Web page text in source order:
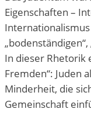
Eigenschaften –
In dieser Rhetorik
Fremden“: Juden
Minderheit, die
Gemeinschaft